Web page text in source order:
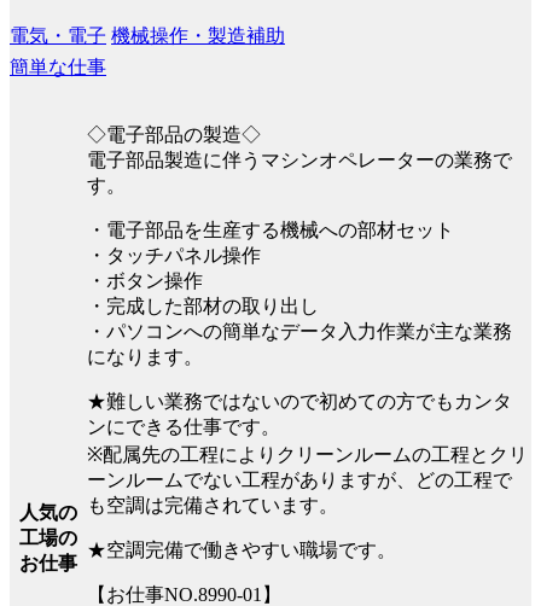
電気・電子 機械操作・製造補助
簡単な仕事
人気の
工場の
お仕事
◇電子部品の製造◇
電子部品製造に伴うマシンオペレーターの業務で
す。
・電子部品を生産する機械への部材セット
・タッチパネル操作
・ボタン操作
・完成した部材の取り出し
・パソコンへの簡単なデータ入力作業が主な業務
になります。
★難しい業務ではないので初めての方でもカンタ
ンにできる仕事です。
※配属先の工程によりクリーンルームの工程とクリ
ーンルームでない工程がありますが、どの工程で
も空調は完備されています。
★空調完備で働きやすい職場です。
【お仕事NO.8990-01】